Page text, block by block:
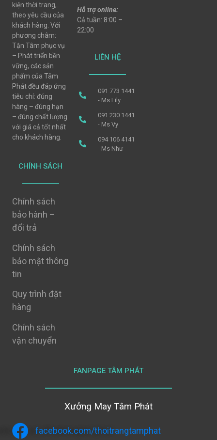
kiện thời trang,..
theo yêu cầu của
khách hàng. Với
phương châm:
Tận Tâm phục vụ
– Phát triển bền
vững, các sản
phẩm của Tâm
Phát đều đáp ứng
tiêu chí: đúng
hàng – đúng hạn
– đúng chất lượng
với giá cả tốt nhất
cho khách hàng.
CHÍNH SÁCH
Chính sách
bảo hành –
đổi trả
Chính sách
bảo mật thông
tin
Quy trình đặt
hàng
Chính sách
vận chuyển
Hỗ trợ online:
Cả tuần: 8:00 –
22:00
LIÊN HỆ
091 773 1441
- Ms Lily
091 230 1441
- Ms Vy
094 106 4141
- Ms Như
FANPAGE TÂM PHÁT
Xưởng May Tâm Phát
facebook.com/thoitrangtamphat